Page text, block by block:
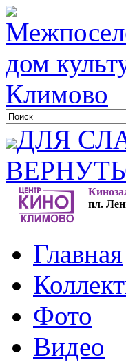
ДЛЯ
пл.
Главная
Фото
Видео